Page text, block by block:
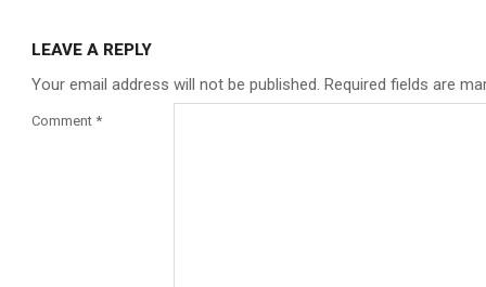
LEAVE A REPLY
Your email address will not be published. Required fields are
Comment *